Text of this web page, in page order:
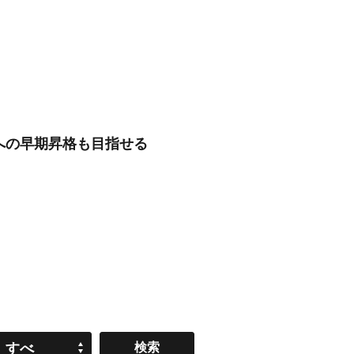
早期昇格も目指せる
すべ